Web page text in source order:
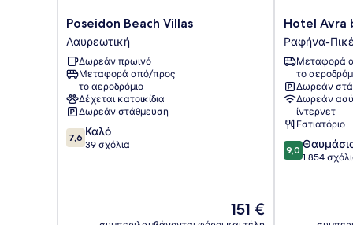
Poseidon
Beach
Villas
Λαυρεωτική
Poseidon Beach Villas
Λαυρεωτική
Δωρεάν πρωινό
Μεταφορά από/προς
το αεροδρόμιο
Δέχεται κατοικίδια
Δωρεάν στάθμευση
7.6
στα
7,6 Καλό
39 σχόλια
Η
τιμή
151 €
Hotel
Avra
by
Smile
hotels
Ραφήνα-
Πικέρμι
Hotel Avra
Ραφήνα-
Μεταφορά
το
Δωρεάν
Δωρεάν
ίντερνετ
Εστιατόριο
9.0
στα
9,0
1.854